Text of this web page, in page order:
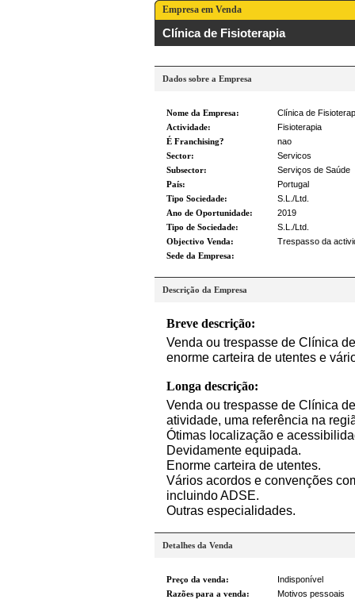
Empresa em Venda
Clínica de Fisioterapia
Dados sobre a Empresa
Nome da Empresa:
Clínica de
Actividade:
Fisioterapia
É Franchising?
nao
Sector:
Servicos
Subsector:
Serviços de Saúde
País:
Portugal
Tipo Sociedade:
S.L./Ltd.
Ano de Oportunidade:
2019
Tipo de Sociedade:
S.L./Ltd.
Objectivo Venda:
Trespasso da
Sede da Empresa:
Descrição da Empresa
Breve descrição:
Venda ou trespasse de Clínica
enorme carteira de utentes e
Longa descrição:
Venda ou trespasse de Clínica
atividade, uma referência na
Ótimas localização e
Devidamente equipada.
Enorme carteira de utentes.
Vários acordos e convenções
incluindo ADSE.
Outras especialidades.
Detalhes da Venda
Preço da venda:
Indisponível
Razões para a venda:
Motivos pessoais